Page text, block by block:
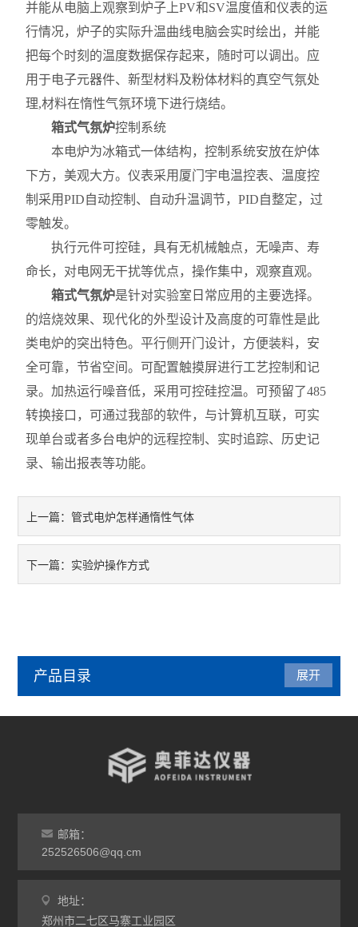
并能从电脑上观察到炉子上PV和SV温度值和仪表的运
行情况，炉子的实际升温曲线电脑会实时绘出，并能
把每个时刻的温度数据保存起来，随时可以调出。应
用于电子元器件、新型材料及粉体材料的真空气氛处
理,材料在惰性气氛环境下进行烧结。
箱式气氛炉控制系统
本电炉为冰箱式一体结构，控制系统安放在炉体
下方，美观大方。仪表采用厦门宇电温控表、温度控
制采用PID自动控制、自动升温调节，PID自整定，过
零触发。
执行元件可控硅，具有无机械触点，无噪声、寿
命长，对电网无干扰等优点，操作集中，观察直观。
箱式气氛炉是针对实验室日常应用的主要选择。
的焙烧效果、现代化的外型设计及高度的可靠性是此
类电炉的突出特色。平行侧开门设计，方便装料，安
全可靠，节省空间。可配置触摸屏进行工艺控制和记
录。加热运行噪音低，采用可控硅控温。可预留了485
转换接口，可通过我部的软件，与计算机互联，可实
现单台或者多台电炉的远程控制、实时追踪、历史记
录、输出报表等功能。
上一篇：管式电炉怎样通惰性气体
下一篇： 实验炉操作方式
产品目录
干燥箱
烘箱
工业电炉
展开
邮箱：
252526506@qq.cm
地址：
郑州市二七区马寨工业园区